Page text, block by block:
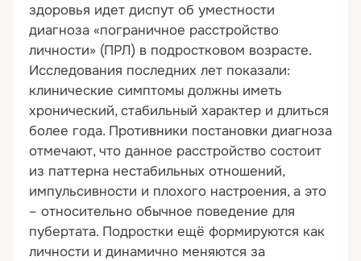
здоровья идет диспут об уместности
диагноза «пограничное расстройство
личности» (ПРЛ) в подростковом возрасте.
Исследования последних лет показали:
клинические симптомы должны иметь
хронический, стабильный характер и длиться
более года. Противники постановки диагноза
отмечают, что данное расстройство состоит
из паттерна нестабильных отношений,
импульсивности и плохого настроения, а это
– относительно обычное поведение для
пубертата. Подростки ещё формируются как
личности и динамично меняются за